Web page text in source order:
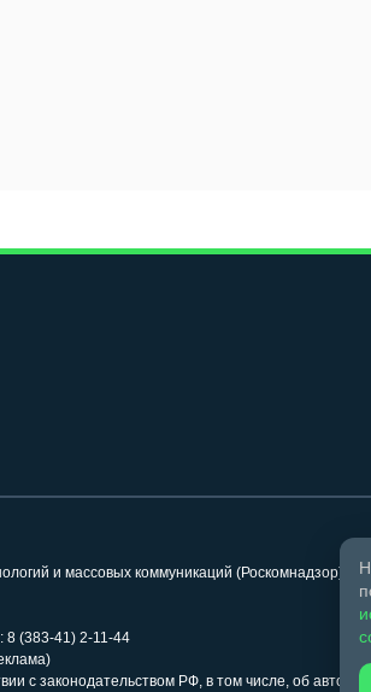
и массовых коммуникаций
8 (383-41) 2-11-44
с законодательством РФ, в том числе, об